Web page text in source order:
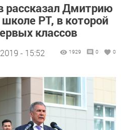
рассказал Дмитрию
РТ, в которой
классов
- 15:52 1929 0 0